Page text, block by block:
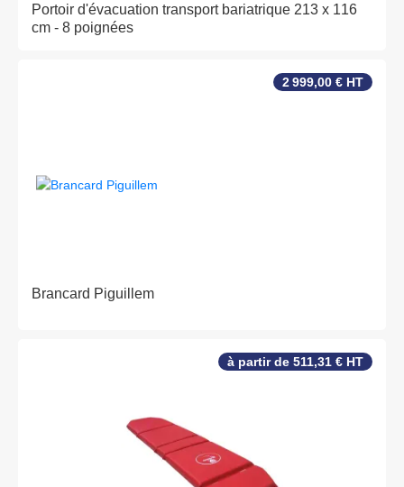
Portoir d'évacuation transport bariatrique 213 x 116
cm - 8 poignées
2 999,00 € HT
Brancard Piguillem
à partir de 511,31 € HT